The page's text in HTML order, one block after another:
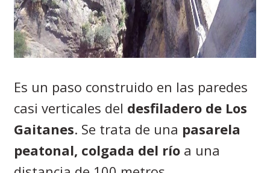
Es un paso construido en las paredes
casi verticales del desfiladero de Los
Gaitanes. Se trata de una pasarela
peatonal, colgada del río a una